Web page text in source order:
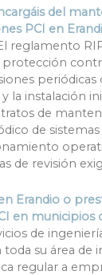
del
PCI en
reglamento
protección
periódicas
la instalación
de
de sistemas
de revisión
Erandio o
en municipios
de
toda su área de
regular a